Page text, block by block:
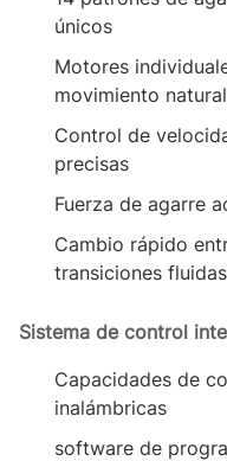
únicos
Motores
movimiento natural
Control de
precisas
Fuerza de agarre
Cambio rápido
transiciones fluidas
Sistema de control
Capacidades de
inalámbricas
software de